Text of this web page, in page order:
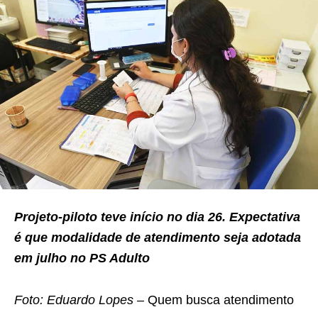
Projeto-piloto teve início no dia 26. Expectativa
é que modalidade de atendimento seja adotada
em julho no PS Adulto
Foto: Eduardo Lopes – Quem busca atendimento